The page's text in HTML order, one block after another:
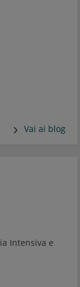
Vai ai blog
Intensiva e